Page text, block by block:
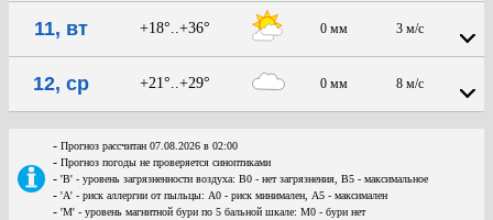
11, вт +18°..+36° 0 мм 3 м/с
12, ср +21°..+29° 0 мм 8 м/с
- Прогноз рассчитан 07.08.2026 в 02:00
- Прогноз погоды не проверяется синоптиками
- 'В' - уровень загрязненности воздуха: В0 - нет загрязнения, В5 - максимальное
- 'А' - риск аллергии от пыльцы: А0 - риск минимален, А5 - максимален
- 'М' - уровень магнитной бури по 5 бальной шкале: М0 - бури нет